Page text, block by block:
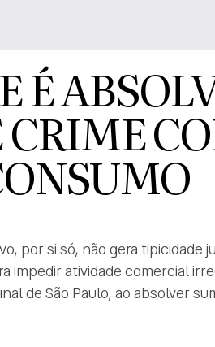
É
por si só, não gera tipicidade
impedir atividade comercial
de São Paulo, ao absolver